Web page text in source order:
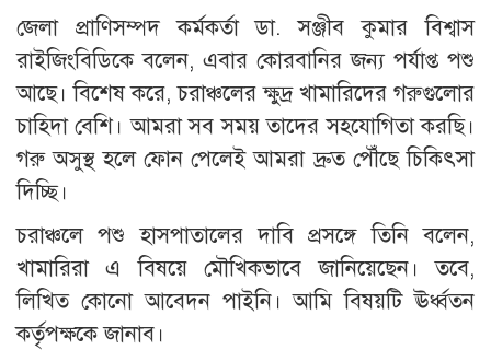
জেলা প্রাণিসম্পদ কর্মকর্তা ডা. সঞ্জীব কুমার বিশ্বাস
রাইজিংবিডিকে বলেন, এবার কোরবানির জন্য পর্যাপ্ত পশু
আছে। বিশেষ করে, চরাঞ্চলের ক্ষুদ্র খামারিদের গরুগুলোর
চাহিদা বেশি। আমরা সব সময় তাদের সহযোগিতা করছি।
গরু অসুস্থ হলে ফোন পেলেই আমরা দ্রুত পৌঁছে চিকিৎসা
দিচ্ছি।
চরাঞ্চলে পশু হাসপাতালের দাবি প্রসঙ্গে তিনি বলেন,
খামারিরা এ বিষয়ে মৌখিকভাবে জানিয়েছেন। তবে,
লিখিত কোনো আবেদন পাইনি। আমি বিষয়টি ঊর্ধ্বতন
কর্তৃপক্ষকে জানাব।